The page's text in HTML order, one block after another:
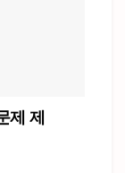
제 제